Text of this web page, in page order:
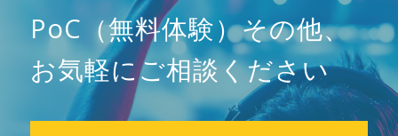
PoC（無料体験）その他、
お気軽にご相談ください